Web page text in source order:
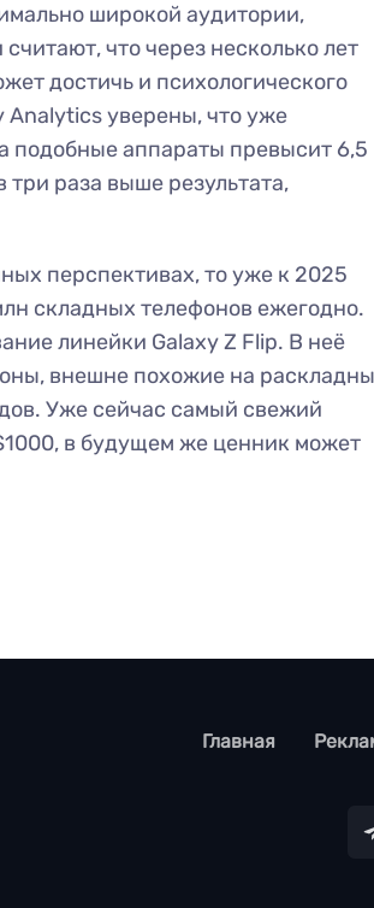
широкой аудитории,
что через несколько лет
достичь и психологического
уверены, что уже
подобные аппараты превысит 6,5
раза выше результата,
перспективах, то уже к 2025
складных телефонов ежегодно.
линейки Galaxy Z Flip. В неё
внешне похожие на
Уже сейчас самый свежий
в будущем же ценник может
footer
Главная